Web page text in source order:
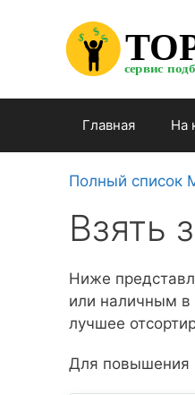
содержимому
сервис
$
$
$
Главная На
Полный список
Взять
Ниже
или наличным
лучшее
Для повышения